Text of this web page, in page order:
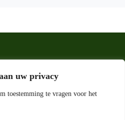
uw privacy
toestemming te vragen voor het